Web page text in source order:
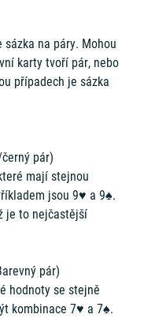
na páry. Mohou
karty tvoří pár, nebo
případech je sázka
pár)
mají stejnou
jsou 9♥ a 9♠.
je to nejčastější
pár)
hodnoty se stejně
kombinace 7♥ a 7♠.